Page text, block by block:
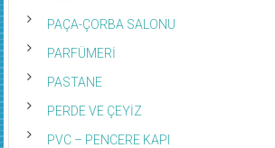
PAÇA-ÇORBA SALONU
PARFÜMERİ
PASTANE
PERDE VE ÇEYİZ
PVC – PENCERE KAPI